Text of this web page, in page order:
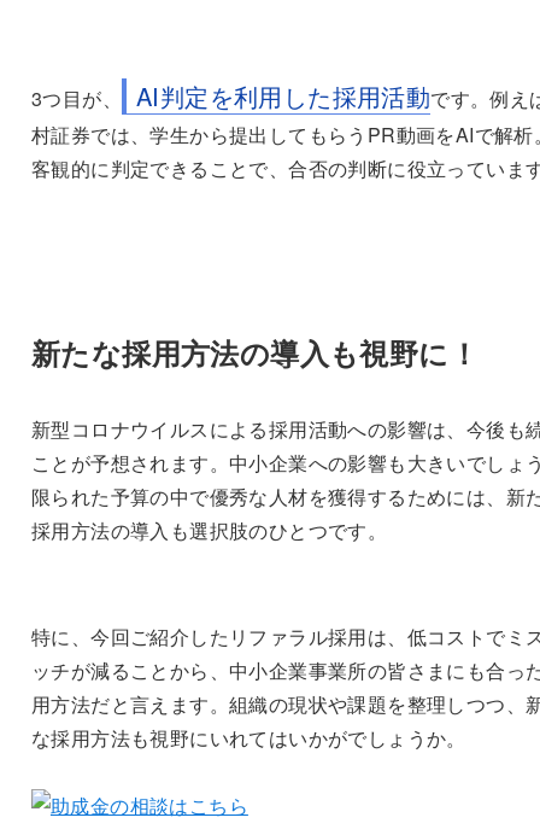
3つ目が、 AI判定を利用した採用活動です。例え
村証券では、学生から提出してもらうPR動画をAIで解析
客観的に判定できることで、合否の判断に役立っていま
新たな採用方法の導入も視野に！
新型コロナウイルスによる採用活動への影響は、今後も
ことが予想されます。中小企業への影響も大きいでしょ
限られた予算の中で優秀な人材を獲得するためには、新
採用方法の導入も選択肢のひとつです。
特に、今回ご紹介したリファラル採用は、低コストでミ
ッチが減ることから、中小企業事業所の皆さまにも合っ
用方法だと言えます。組織の現状や課題を整理しつつ、
な採用方法も視野にいれてはいかがでしょうか。